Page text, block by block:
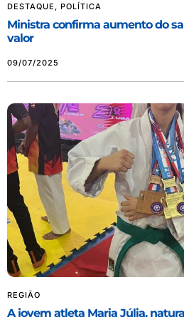
DESTAQUE POLÍTICA
Ministra confirma aumento do
valor
09/07/2025
REGIÃO
A jovem atleta Maria Júlia,